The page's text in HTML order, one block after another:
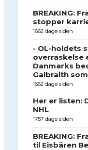
BREAKING:
stopper
1662 dage siden
- OL-holdets
Danmarks
Galbraith
1662 dage siden
Her er listen:
NHL
1757 dage siden
BREAKING:
til Eisbären